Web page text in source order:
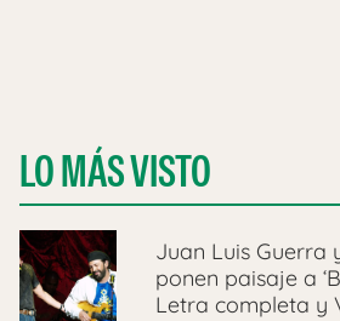
LO MÁS VISTO
Juan Luis Guerra
ponen paisaje a
Letra completa y